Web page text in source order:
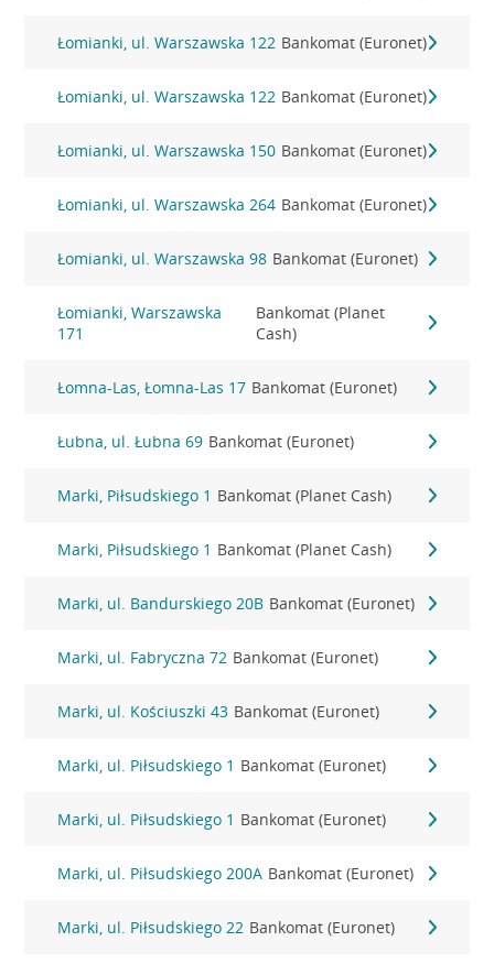
Łomianki, ul. Warszawska 122 Bankomat (Euronet)
Łomianki, ul. Warszawska 122 Bankomat (Euronet)
Łomianki, ul. Warszawska 150 Bankomat (Euronet)
Łomianki, ul. Warszawska 264 Bankomat (Euronet)
Łomianki, ul. Warszawska 98 Bankomat (Euronet)
Łomianki, Warszawska
171
Bankomat (Planet
Cash)
Łomna-Las, Łomna-Las 17 Bankomat (Euronet)
Łubna, ul. Łubna 69 Bankomat (Euronet)
Marki, Piłsudskiego 1 Bankomat (Planet Cash)
Marki, Piłsudskiego 1 Bankomat (Planet Cash)
Marki, ul. Bandurskiego 20B Bankomat (Euronet)
Marki, ul. Fabryczna 72 Bankomat (Euronet)
Marki, ul. Kościuszki 43 Bankomat (Euronet)
Marki, ul. Piłsudskiego 1 Bankomat (Euronet)
Marki, ul. Piłsudskiego 1 Bankomat (Euronet)
Marki, ul. Piłsudskiego 200A Bankomat (Euronet)
Marki, ul. Piłsudskiego 22 Bankomat (Euronet)